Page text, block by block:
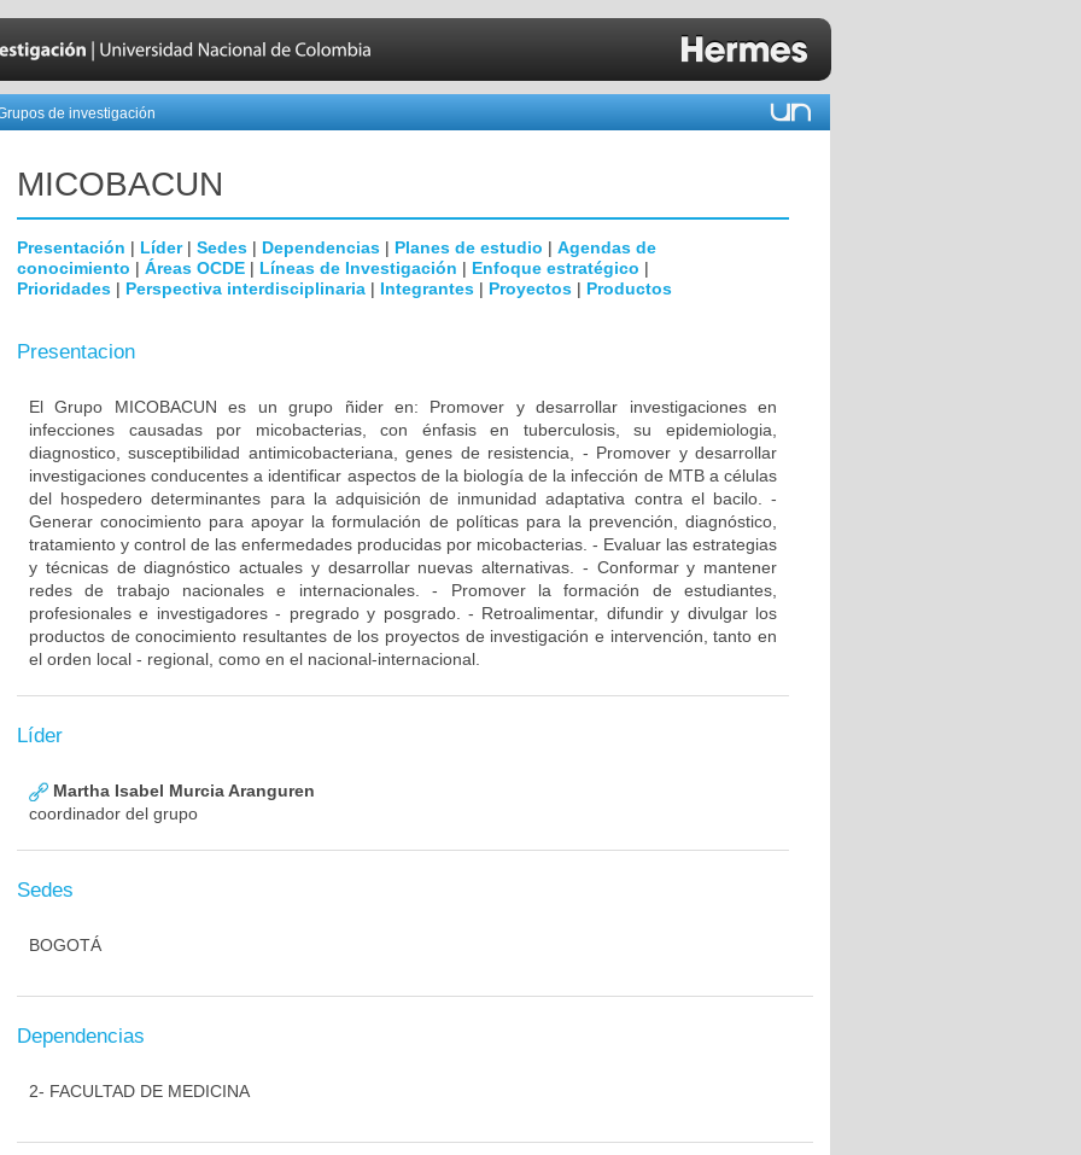
de investigación
MICOBAC­UN
Presentación | Líder| Sedes | Dependencias | Planes de estudio | Agendas de
conocimiento | Áreas OCDE | Líneas de Investigación | Enfoque estratégico |
Prioridades | Perspectiva interdisciplinaria | Integrantes | Proyectos | Productos
Presentacion
El Grupo MICOBACUN es un grupo ñider en: Promover y desarrollar investigaciones en
infecciones causadas por micobacterias, con énfasis en tuberculosis, su epidemiologia,
diagnostico, susceptibilidad antimicobacteriana, genes de resistencia, - Promover y desarrollar
investigaciones conducentes a identificar aspectos de la biología de la infección de MTB a células
del hospedero determinantes para la adquisición de inmunidad adaptativa contra el bacilo. -
Generar conocimiento para apoyar la formulación de políticas para la prevención, diagnóstico,
tratamiento y control de las enfermedades producidas por micobacterias. - Evaluar las estrategias
y técnicas de diagnóstico actuales y desarrollar nuevas alternativas. - Conformar y mantener
redes de trabajo nacionales e internacionales. - Promover la formación de estudiantes,
profesionales e investigadores - pregrado y posgrado. - Retroalimentar, difundir y divulgar los
productos de conocimiento resultantes de los proyectos de investigación e intervención, tanto en
el orden local - regional, como en el nacional-internacional.
Líder
Martha Isabel Murcia Aranguren
coordinador del grupo
Sedes
BOGOTÁ
Dependencias
2- FACULTAD DE MEDICINA